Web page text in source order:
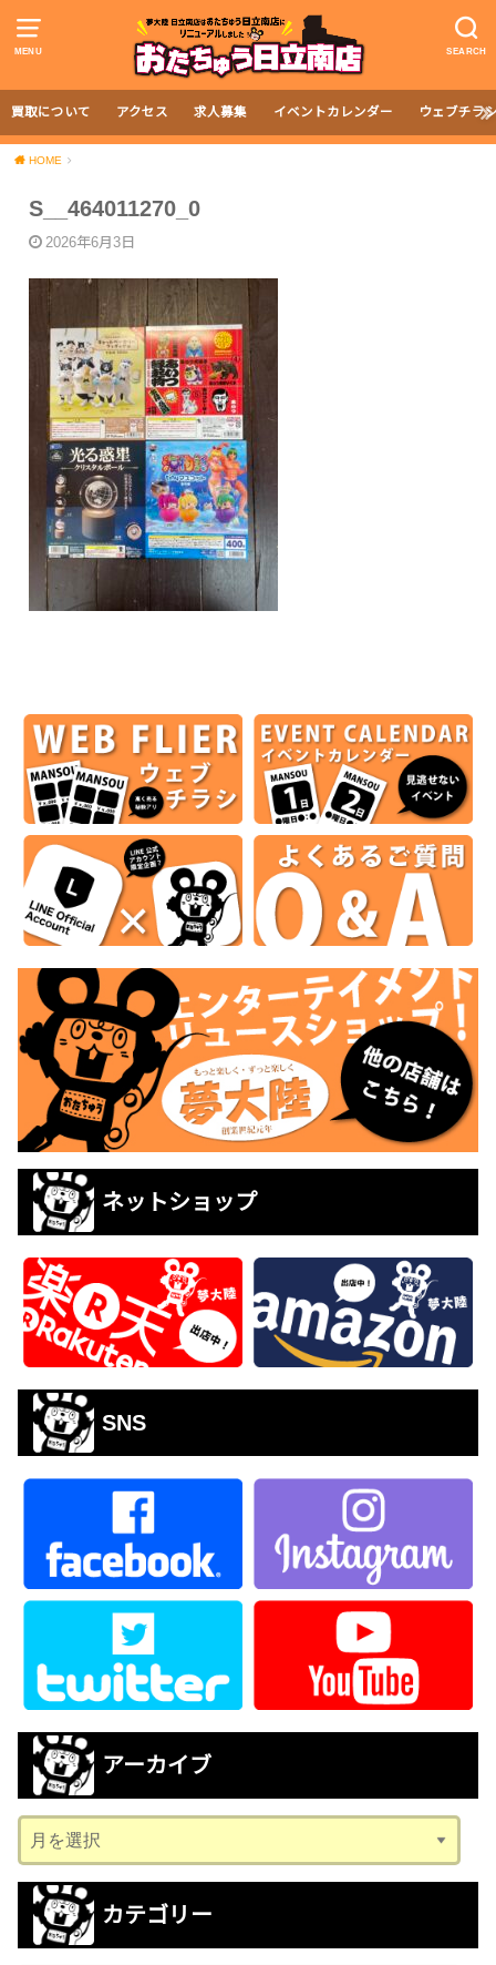
MENU SEARCH
買取について アクセス 求人募集 イベントカレンダー ウェブチラ
HOME
S__464011270_0
2026年6月3日
ネットショップ
SNS
アーカイブ
ー
カ
ブ
カテゴリー